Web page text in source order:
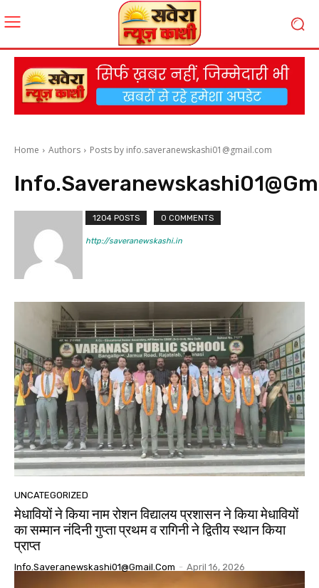
Home Authors Posts by info.saveranewskashi01@gmail.com
1204 POSTS 0 COMMENTS
http://saveranewskashi.in
UNCATEGORIZED
मेधावियों ने किया नाम रोशन विद्यालय प्रशासन ने किया मेधावियों
का सम्मान नंदिनी गुप्ता प्रथम व रागिनी ने द्वितीय स्थान किया
प्राप्त
Info.saveranewskashi01@gmail.com - April 16, 2026